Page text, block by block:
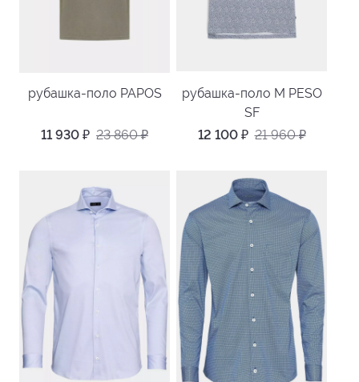
рубашка-поло PAPOS
11 930 ₽ 23 860₽
рубашка-поло M PESO
SF
12 100 ₽ 21 960₽